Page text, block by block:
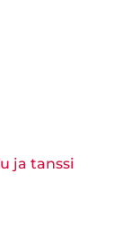
ja tanssi